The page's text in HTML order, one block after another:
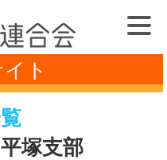
ト
塚支部